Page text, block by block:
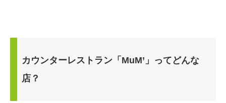
カウンターレストラン「MuM’」ってどんな
店？